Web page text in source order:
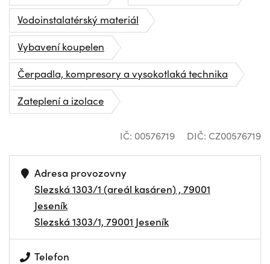
Vodoinstalatérský materiál
Vybavení koupelen
Čerpadla, kompresory a vysokotlaká technika
Zateplení a izolace
IČ: 00576719 DIČ: CZ00576719
Adresa provozovny
Slezská 1303/1 (areál kasáren) , 79001
Jeseník
Slezská 1303/1, 79001 Jeseník
Telefon